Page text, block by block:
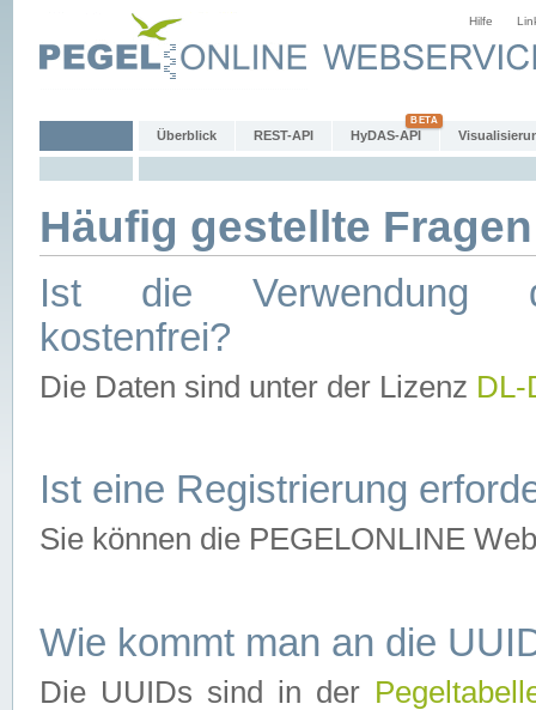
Hilfe
Überblick REST-API HyDAS-API
Häufig gestellte
Ist die Verwendung
kostenfrei?
Die Daten sind unter der Lizenz
Ist eine Registrierung
Sie können die PEGELONLINE
Wie kommt man an die
Die UUIDs sind in der